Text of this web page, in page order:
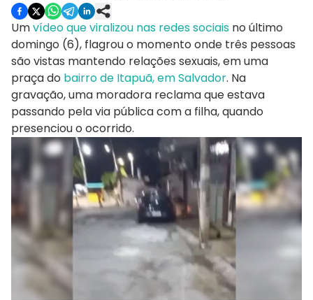
Umvídeo que viralizou nas redes sociais no último
domingo (6), flagrou o momento onde três pessoas
são vistas mantendo relações sexuais, em uma
praça do bairro de Itapuã, em Salvador. Na
gravação, uma moradora reclama que estava
passando pela via pública com a filha, quando
presenciou o ocorrido.